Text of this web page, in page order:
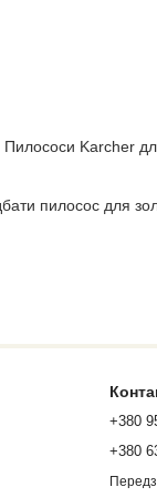
Пилососи Karcher
пилосос для
очищується
+380
+380